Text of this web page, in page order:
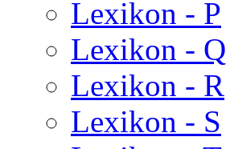
Lexikon - P
Lexikon - Q
Lexikon - R
Lexikon - S